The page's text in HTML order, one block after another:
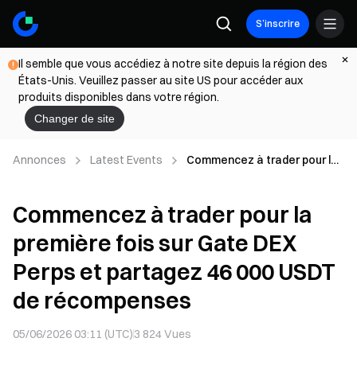
S’inscrire
Il semble que vous accédiez à notre site depuis la région des
États-Unis. Veuillez passer au site US pour accéder aux
produits disponibles dans votre région.
Changer de site
Annonces Latest Events
Commencez à trader pour la
USDT de récompenses
Commencez à trader pour la
première fois sur Gate DEX
Perps et partagez 46 000 USDT
de récompenses
05/06/2026 03:11 (UTC)3 824Vues